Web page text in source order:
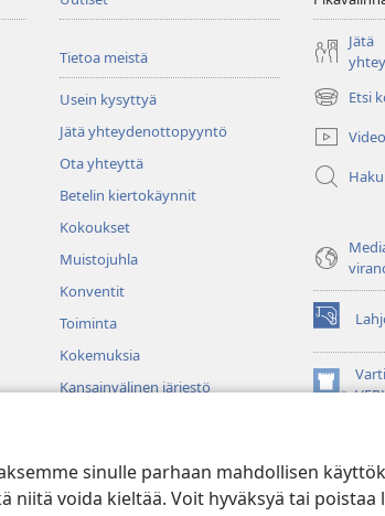
sinulle parhaan mahdollisen
voida kieltää. Voit hyväksyä tai poistaa
Tietoa meistä
Usein kysyttyä
Jätä yhteydenottopyyntö
Ota yhteyttä
Betelin kiertokäynnit
Kokoukset
Muistojuhla
Konventit
Toiminta
Kokemuksia
Kansainvälinen järjestö
Jätä
Etsi
(avaa
uuden
ikkunan)
Haku
(avaa
uuden
ikkunan)
(avaa